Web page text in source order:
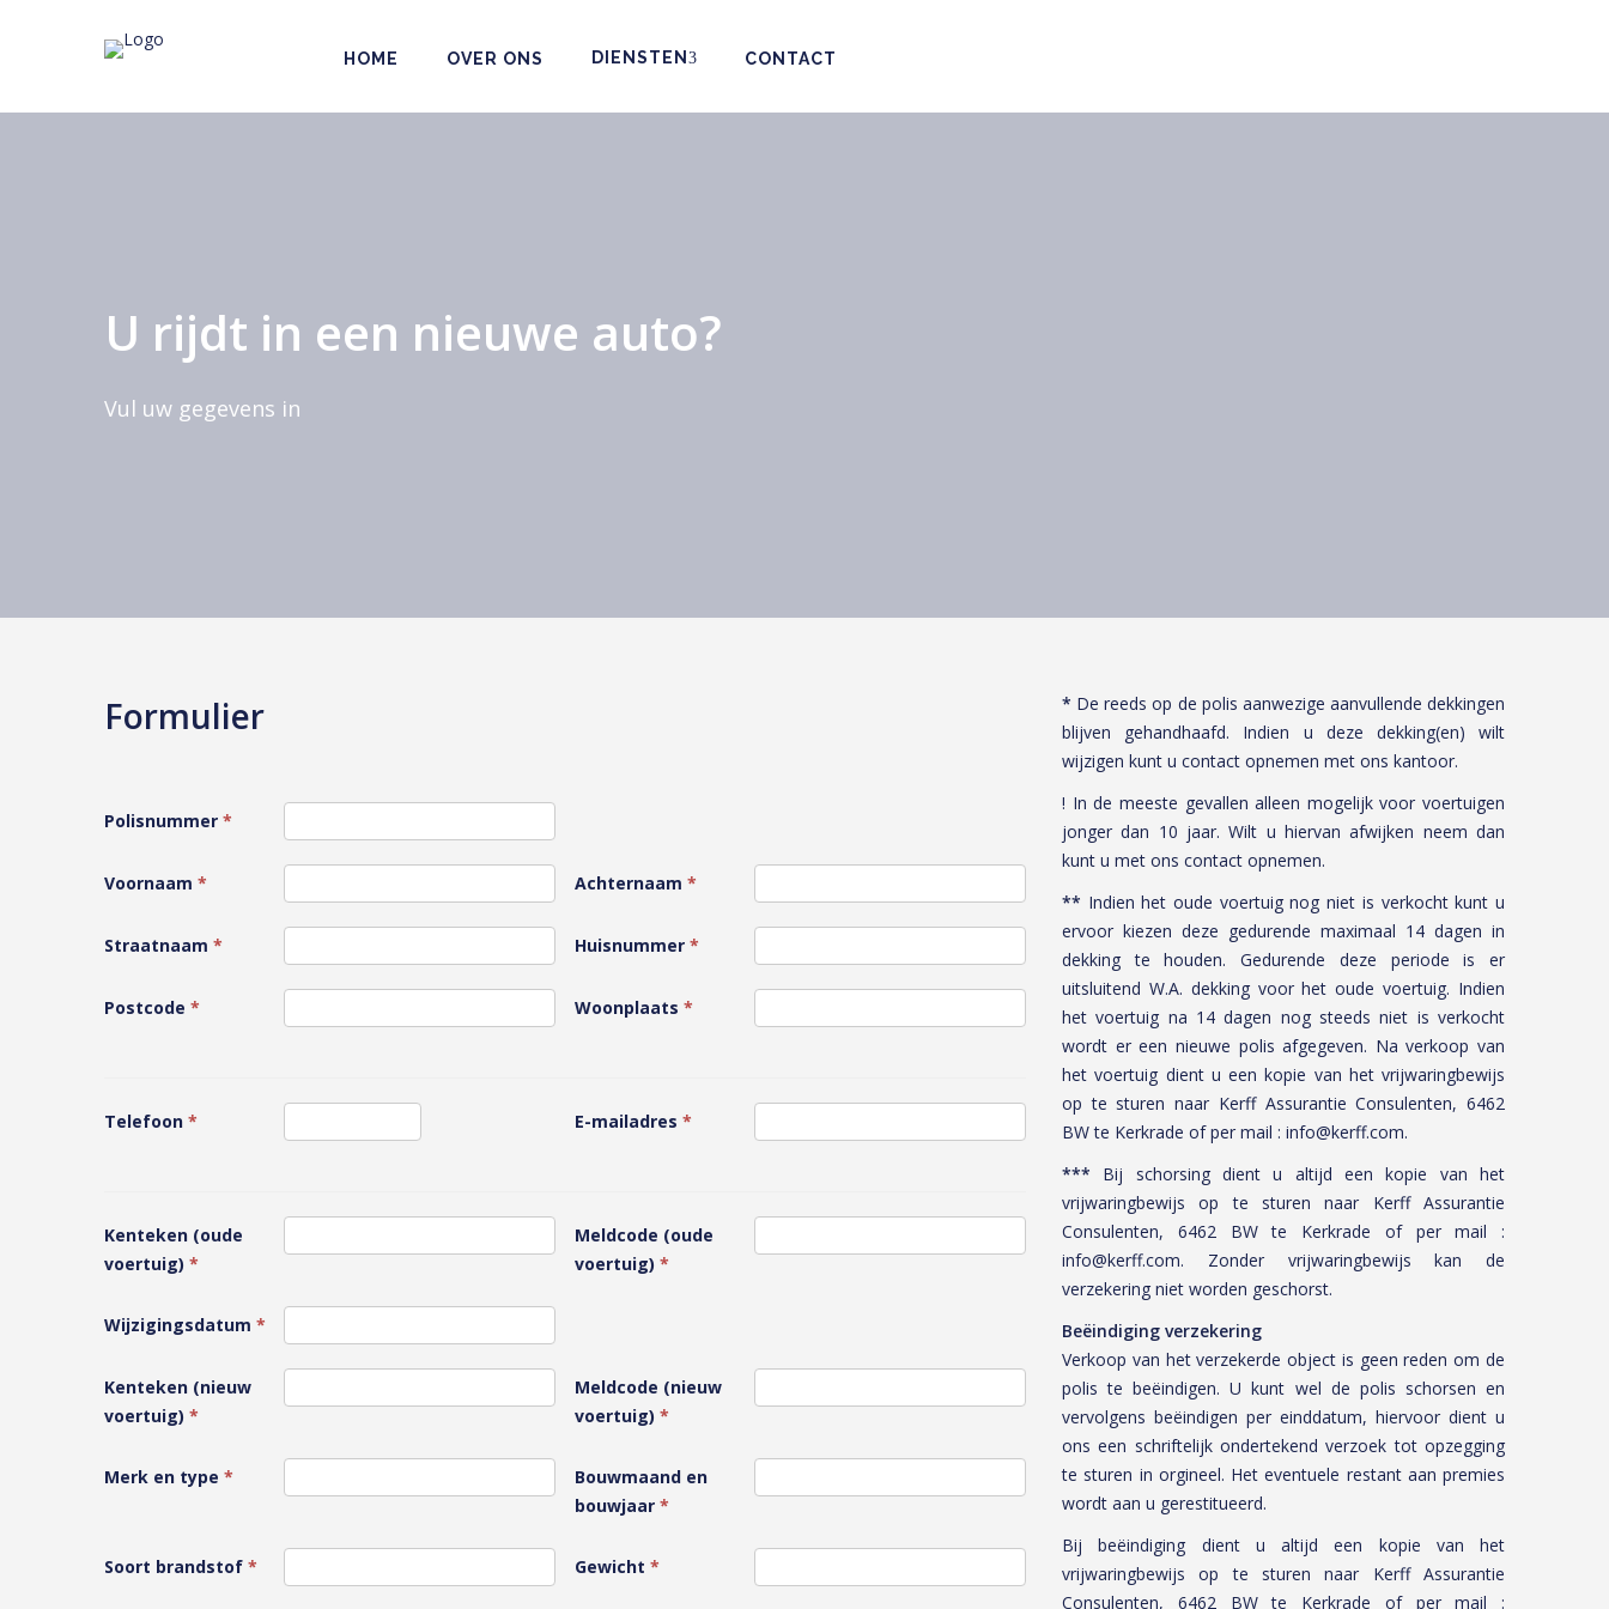
HOME OVER ONS DIENSTEN CONTACT
U rijdt in een nieuwe auto?
Vul uw gegevens in
Formulier
Polisnummer *
Voornaam * Achternaam *
Straatnaam * Huisnummer *
Postcode * Woonplaats *
Telefoon * E-mailadres *
Kenteken (oude
voertuig) *
Meldcode (oude
voertuig) *
Wijzigingsdatum *
Kenteken (nieuw
voertuig) *
Meldcode (nieuw
voertuig) *
Merk en type *
Bouwmaand en
bouwjaar *
Soort brandstof * Gewicht *
* De reeds op de polis aanwezige aanvullende dekkingen
blijven gehandhaafd. Indien u deze dekking(en) wilt
wijzigen kunt u contact opnemen met ons kantoor.
! In de meeste gevallen alleen mogelijk voor voertuigen
jonger dan 10 jaar. Wilt u hiervan afwijken neem dan
kunt u met ons contact opnemen.
** Indien het oude voertuig nog niet is verkocht kunt u
ervoor kiezen deze gedurende maximaal 14 dagen in
dekking te houden. Gedurende deze periode is er
uitsluitend W.A. dekking voor het oude voertuig. Indien
het voertuig na 14 dagen nog steeds niet is verkocht
wordt er een nieuwe polis afgegeven. Na verkoop van
het voertuig dient u een kopie van het vrijwaringbewijs
op te sturen naar Kerff Assurantie Consulenten, 6462
BW te Kerkrade of per mail : info@kerff.com.
*** Bij schorsing dient u altijd een kopie van het
vrijwaringbewijs op te sturen naar Kerff Assurantie
Consulenten, 6462 BW te Kerkrade of per mail :
info@kerff.com. Zonder vrijwaringbewijs kan de
verzekering niet worden geschorst.
Beëindiging verzekering
Verkoop van het verzekerde object is geen reden om de
polis te beëindigen. U kunt wel de polis schorsen en
vervolgens beëindigen per einddatum, hiervoor dient u
ons een schriftelijk ondertekend verzoek tot opzegging
te sturen in orgineel. Het eventuele restant aan premies
wordt aan u gerestitueerd.
Bij beëindiging dient u altijd een kopie van het
vrijwaringbewijs op te sturen naar Kerff Assurantie
Consulenten, 6462 BW te Kerkrade of per mail :